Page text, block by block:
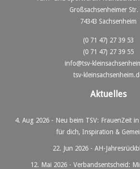
Großsachsenheimer Str.
74343 Sachsenheim
(0 71 47) 27 39 53
(0 71 47) 27 39 55
info@tsv-
tsv-
Aktuelles
4. Aug 2026 - Neu beim TSV: FrauenZeit
für dich, Inspiration &
22. Jun 2026 - AH-
12. Mai 2026 - Verbandsentscheid: